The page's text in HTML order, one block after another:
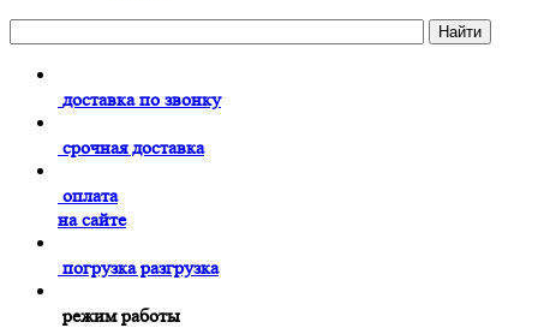
доставка по звонку
срочная доставка
оплата
на сайте
погрузка разгрузка
режим работы